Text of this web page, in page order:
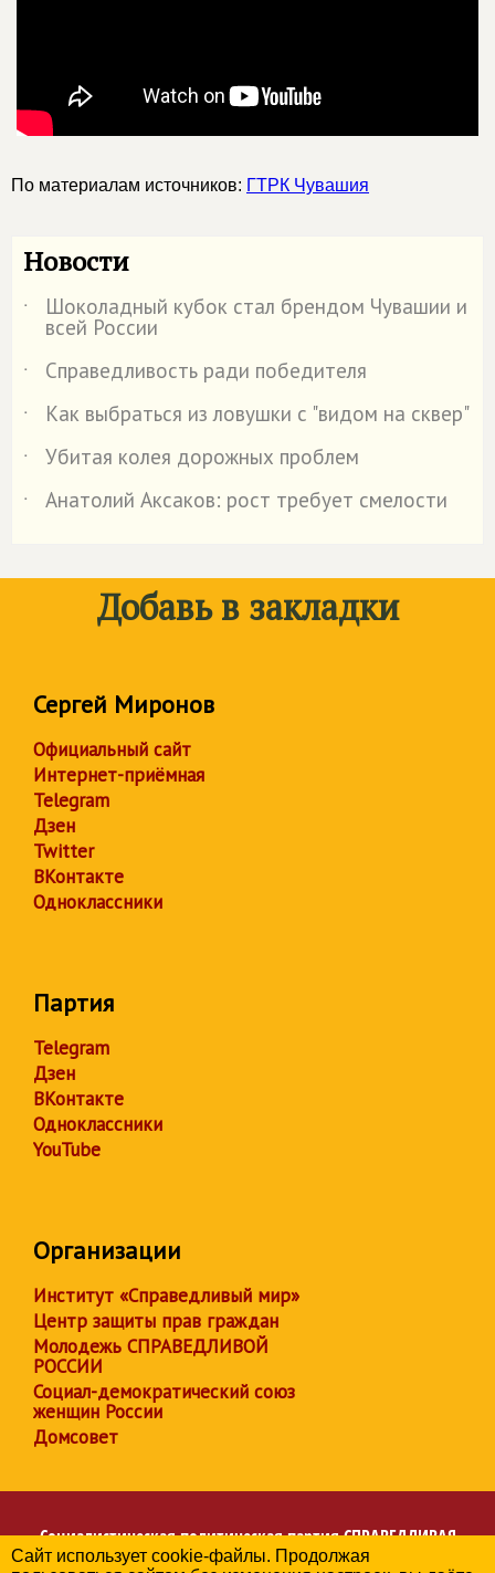
По материалам источников: ГТРК Чувашия
Новости
˙ Шоколадный кубок стал брендом Чувашии и
всей России
˙
Справедливость ради победителя
˙
Как выбраться из ловушки с "видом на сквер"
˙
Убитая колея дорожных проблем
˙
Анатолий Аксаков: рост требует смелости
Добавь в закладки
Сергей Миронов
Официальный сайт
Интернет-приёмная
Telegram
Дзен
Twitter
ВКонтакте
Одноклассники
Партия
Telegram
Дзен
ВКонтакте
Одноклассники
YouTube
Организации
Институт «Справедливый мир»
Центр защиты прав граждан
Молодежь СПРАВЕДЛИВОЙ
РОССИИ
Социал-демократический союз
женщин России
Домсовет
Социалистическая политическая партияСПРАВЕДЛИВАЯ
РОССИЯ
Сайт использует cookie-файлы. Продолжая